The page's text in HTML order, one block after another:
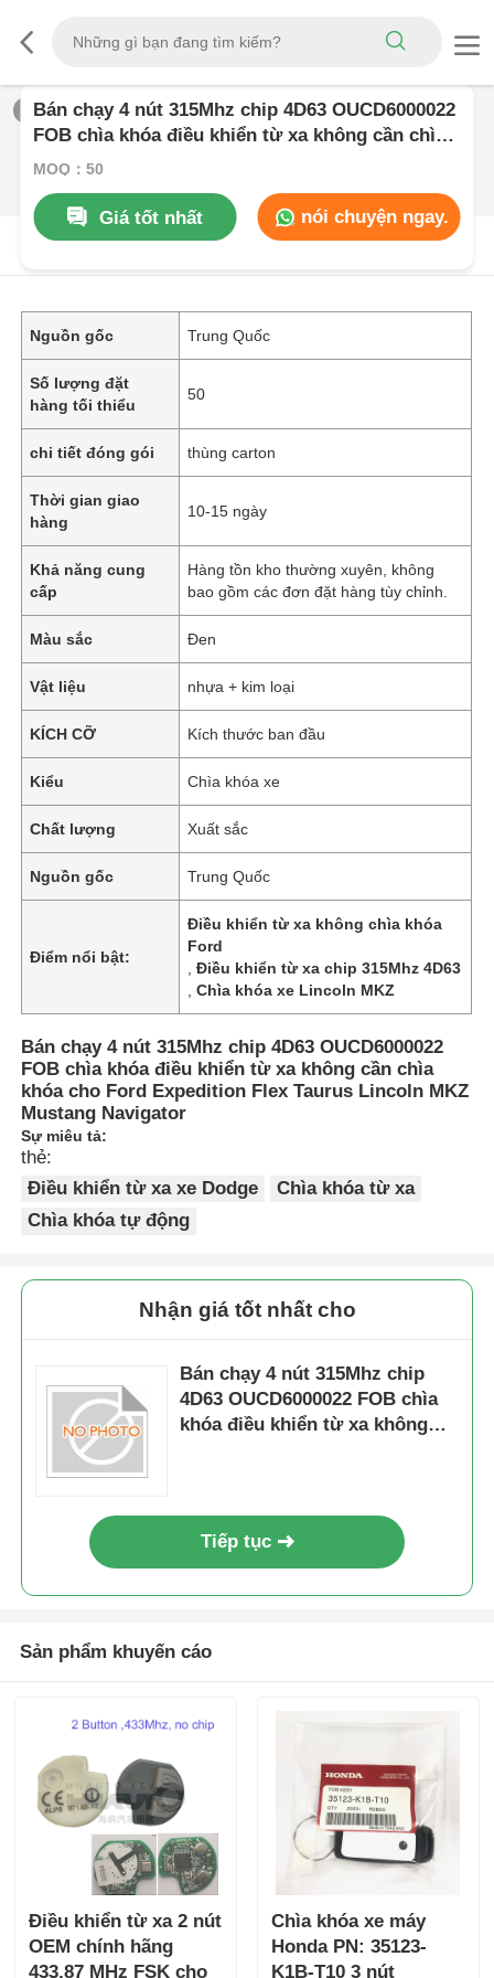
/0
Bán chạy 4 nút 315Mhz chip 4D63 OUCD6000022
FOB chìa khóa điều khiển từ xa không cần chìa
khóa cho Ford Expedition Flex Taurus Lincoln
MOQ：50
Giá tốt nhất
nói chuyện ngay.
Mô Tả SảN PHẩM
Nguồn gốc Trung Quốc
Số lượng đặt
hàng tối thiểu
50
chi tiết đóng gói thùng carton
Thời gian giao
hàng
10-15 ngày
Khả năng cung
cấp
Hàng tồn kho thường xuyên, không
bao gồm các đơn đặt hàng tùy chỉnh.
Màu sắc Đen
Vật liệu nhựa + kim loại
KÍCH CỠ Kích thước ban đầu
Kiểu Chìa khóa xe
Chất lượng Xuất sắc
Nguồn gốc Trung Quốc
Điểm nổi bật:
Điều khiển từ xa không chìa khóa
Ford
,Điều khiển từ xa chip 315Mhz 4D63
,Chìa khóa xe Lincoln MKZ
Bán chạy 4 nút 315Mhz chip 4D63 OUCD6000022
FOB chìa khóa điều khiển từ xa không cần chìa
khóa cho Ford Expedition Flex Taurus Lincoln MKZ
Mustang Navigator
Sự miêu tả:
thẻ:
Điều khiển từ xa xe Dodge
Chìa khóa từ xa
Chìa khóa tự động
Nhận giá tốt nhất cho
Bán chạy 4 nút 315Mhz chip
4D63 OUCD6000022 FOB chìa
khóa điều khiển từ xa không
Tiếp tục
Sản phẩm khuyến cáo
Điều khiển từ xa 2 nút
OEM chính hãng
433,87 MHz FSK cho
Chìa khóa xe máy
Honda PN: 35123-
K1B-T10 3 nút